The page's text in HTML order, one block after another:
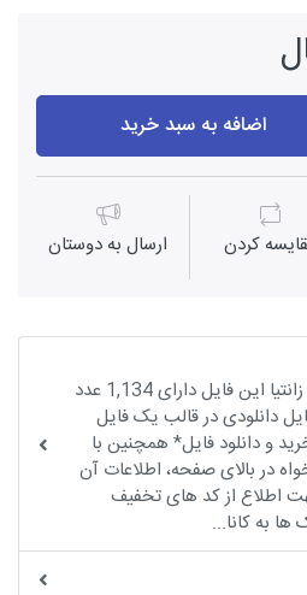
اضافه به سبد خرید
كردن ارسال به دوستان
بانک شماره موبایل مالکان زانتیا این فایل دارای 1,134 عدد
دانلودی در قالب یک فایل
و دانلود فایل* همچنین با
در بالای صفحه، اطلاعات آن
اطلاع از کد های تخفیف
به کانا...